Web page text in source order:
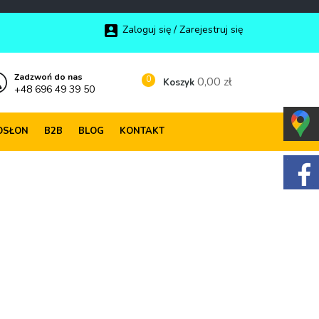
 Zaloguj się / Zarejestruj się
Zadzwoń do nas
+48 696 49 39 50 Koszyk 0,00 zł
0
B2B BLOG KONTAKT